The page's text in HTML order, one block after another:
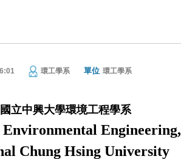
環工學系 單位 環工學系
國立中興大學環境工程學系
Environmental Engineering,
Chung Hsing University